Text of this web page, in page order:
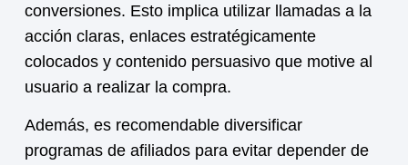
conversiones. Esto implica utilizar llamadas a la
acción claras, enlaces estratégicamente
colocados y contenido persuasivo que motive al
usuario a realizar la compra.
Además, es recomendable diversificar
programas de afiliados para evitar depender de